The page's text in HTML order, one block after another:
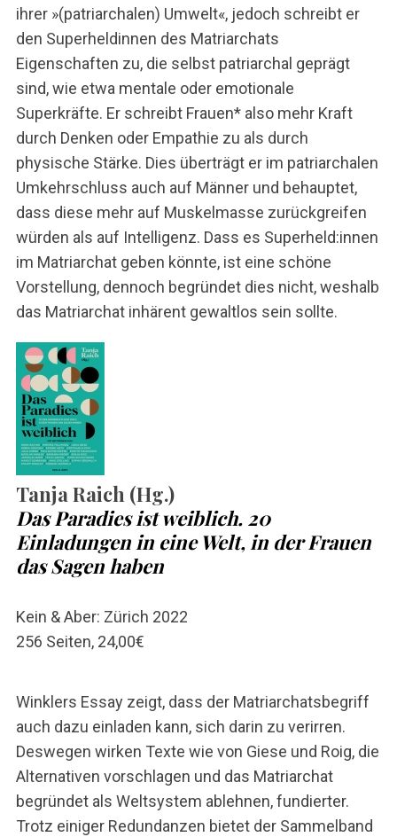
ihrer »(patriarchalen) Umwelt«, jedoch schreibt er
den Superheldinnen des Matriarchats
Eigenschaften zu, die selbst patriarchal geprägt
sind, wie etwa mentale oder emotionale
Superkräfte. Er schreibt Frauen* also mehr Kraft
durch Denken oder Empathie zu als durch
physische Stärke. Dies überträgt er im patriarchalen
Umkehrschluss auch auf Männer und behauptet,
dass diese mehr auf Muskelmasse zurückgreifen
würden als auf Intelligenz. Dass es Superheld:innen
im Matriarchat geben könnte, ist eine schöne
Vorstellung, dennoch begründet dies nicht, weshalb
das Matriarchat inhärent gewaltlos sein sollte.
Tanja Raich (Hg.)
Das Paradies ist weiblich. 20
Einladungen in eine Welt, in der Frauen
das Sagen haben
Kein & Aber: Zürich 2022
256 Seiten, 24,00€
Winklers Essay zeigt, dass der Matriarchatsbegriff
auch dazu einladen kann, sich darin zu verirren.
Deswegen wirken Texte wie von Giese und Roig, die
Alternativen vorschlagen und das Matriarchat
begründet als Weltsystem ablehnen, fundierter.
Trotz einiger Redundanzen bietet der Sammelband